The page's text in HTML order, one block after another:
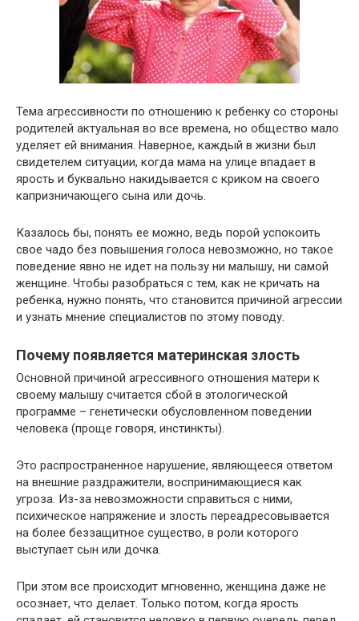
Тема агрессивности по отношению к ребенку со стороны
родителей актуальная во все времена, но общество мало
уделяет ей внимания. Наверное, каждый в жизни был
свидетелем ситуации, когда мама на улице впадает в
ярость и буквально накидывается с криком на своего
капризничающего сына или дочь.
Казалось бы, понять ее можно, ведь порой успокоить
свое чадо без повышения голоса невозможно, но такое
поведение явно не идет на пользу ни малышу, ни самой
женщине. Чтобы разобраться с тем, как не кричать на
ребенка, нужно понять, что становится причиной агрессии
и узнать мнение специалистов по этому поводу.
Почему появляется материнская злость
Основной причиной агрессивного отношения матери к
своему малышу считается сбой в этологической
программе – генетически обусловленном поведении
человека (проще говоря, инстинкты).
Это распространенное нарушение, являющееся ответом
на внешние раздражители, воспринимающиеся как
угроза. Из-за невозможности справиться с ними,
психическое напряжение и злость переадресовывается
на более беззащитное существо, в роли которого
выступает сын или дочка.
При этом все происходит мгновенно, женщина даже не
осознает, что делает. Только потом, когда ярость